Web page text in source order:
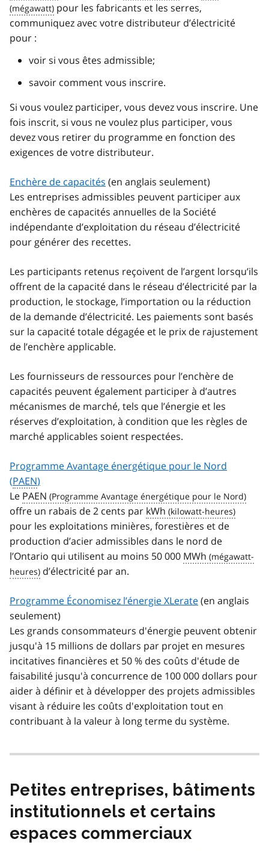
pour les fabricants et les serres,
communiquez avec votre distributeur d’électricité
pour :
voir si vous êtes admissible;
savoir comment vous inscrire.
Si vous voulez participer, vous devez vous inscrire. Une
fois inscrit, si vous ne voulez plus participer, vous
devez vous retirer du programme en fonction des
exigences de votre distributeur.
Enchère de capacités (en anglais seulement)
Les entreprises admissibles peuvent participer aux
enchères de capacités annuelles de la Société
indépendante d’exploitation du réseau d’électricité
pour générer des recettes.
Les participants retenus reçoivent de l’argent lorsqu’ils
offrent de la capacité dans le réseau d’électricité par la
production, le stockage, l’importation ou la réduction
de la demande d’électricité. Les paiements sont basés
sur la capacité totale dégagée et le prix de rajustement
de l’enchère applicable.
Les fournisseurs de ressources pour l’enchère de
capacités peuvent également participer à d’autres
mécanismes de marché, tels que l’énergie et les
réserves d’exploitation, à condition que les règles de
marché applicables soient respectées.
Programme Avantage énergétique pour le Nord
(PAEN)
Le PAEN
offre un rabais de 2 cents par kWh
pour les exploitations minières, forestières et de
production d’acier admissibles dans le nord de
l’Ontario qui utilisent au moins 50 000 MWh
d’électricité par an.
Programme Économisez l’énergie XLerate(en anglais
seulement)
Les grands consommateurs d'énergie peuvent obtenir
jusqu'à 15 millions de dollars par projet en mesures
incitatives financières et 50 % des coûts d'étude de
faisabilité jusqu'à concurrence de 100 000 dollars pour
aider à définir et à développer des projets admissibles
visant à réduire les coûts d'exploitation tout en
contribuant à la valeur à long terme du système.
Petites entreprises, bâtiments
institutionnels et certains
espaces commerciaux